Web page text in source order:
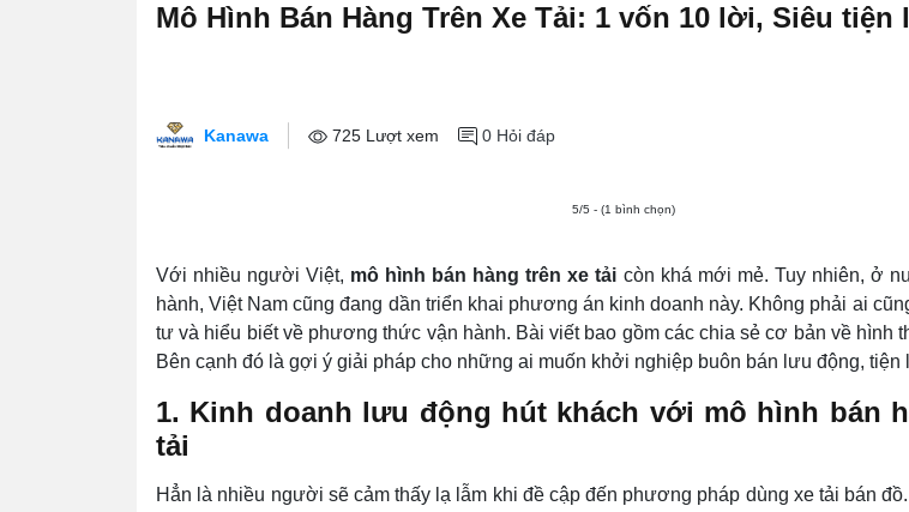
Mô Hình Bán Hàng Trên Xe Tải: 1 vốn 10 lời, Siêu tiện
Kanawa 725 Lượt xem 0 Hỏi đáp
5/5 - (1 bình chọn)
Với nhiều người Việt, mô hình bán hàng trên xe tải còn khá mới mẻ. Tuy nhiên, ở
hành, Việt Nam cũng đang dần triển khai phương án kinh doanh này. Không phải ai
tư và hiểu biết về phương thức vận hành. Bài viết bao gồm các chia sẻ cơ bản về hình
Bên cạnh đó là gợi ý giải pháp cho những ai muốn khởi nghiệp buôn bán lưu động, tiện
1. Kinh doanh lưu động hút khách với mô hình bán
tải
Hẳn là nhiều người sẽ cảm thấy lạ lẫm khi đề cập đến phương pháp dùng xe tải bán